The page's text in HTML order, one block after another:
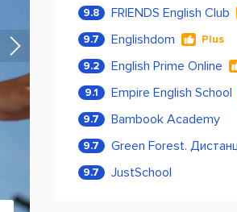
9.8 FRIENDS English Club
9.7 Englishdom Plus
9.2 English Prime Online
9.1 Empire English School
9.7 Bambook Academy
9.7
9.7 JustSchool